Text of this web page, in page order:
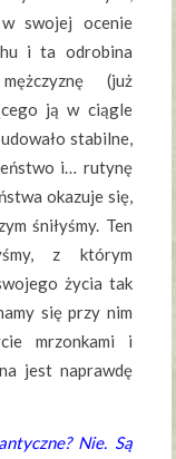
swojej ocenie
i ta odrobina
(już
ją w ciągle
stabilne,
i… rutynę
okazuje się,
śniłyśmy. Ten
z którym
życia tak
się przy nim
mrzonkami i
jest naprawdę
Nie. Są